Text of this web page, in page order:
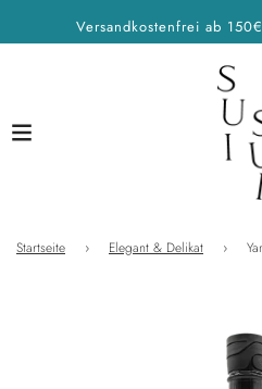
Versandkostenfrei ab
Startseite › Elegant & Delikat ›